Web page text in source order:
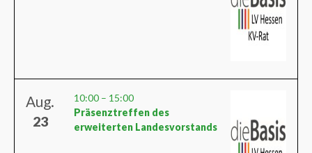
Aug.
23
10:00 – 15:00
Präsenztreffen des
erweiterten Landesvorstands